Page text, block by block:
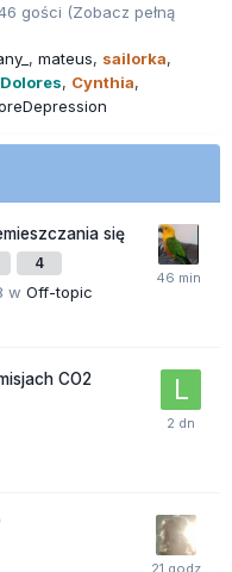
gości (Zobacz pełną
mateus
sailorka
Cynthia
się
4
w Off-topic
CO2